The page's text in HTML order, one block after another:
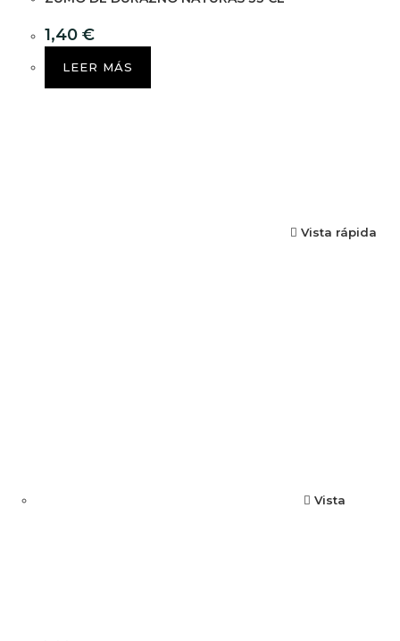
1,40 €
LEER MÁS
Vista rápida
Vista